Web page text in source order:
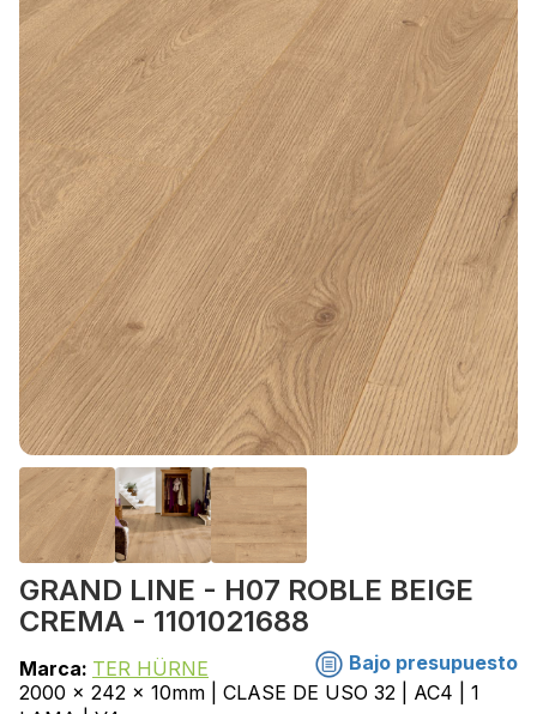
GRAND LINE - H07 ROBLE BEIGE
CREMA - 1101021688
Marca: TER HÜRNE
Bajo presupuesto
2000 x 242 x 10mm | CLASE DE USO 32 | AC4 | 1